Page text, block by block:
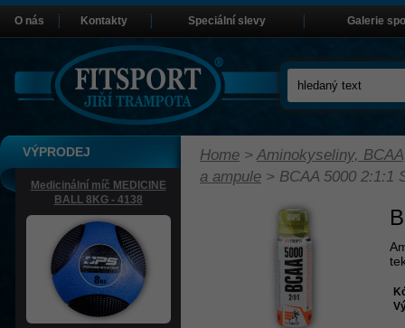
Home >Aminokyseliny,
a ampule > BCAA 5000 2:1:1
VÝPRODEJ
Medicinální míč MEDICINE
BALL 8KG - 4138
O nás Kontakty Speciální slevy Galerie